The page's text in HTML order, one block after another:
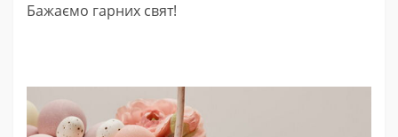
Бажаємо гарних свят!